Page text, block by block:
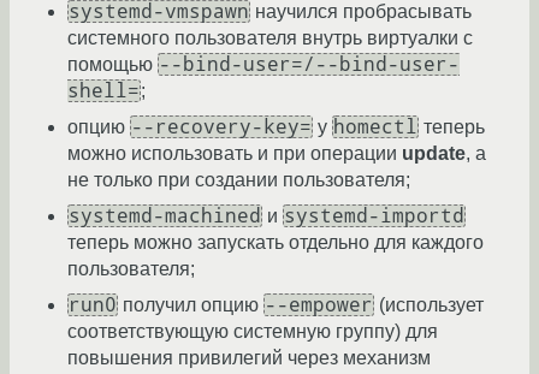
systemd-vmspawn научился пробрасывать
системного пользователя внутрь виртуалки с
помощью --bind-user=/--bind-user-
shell=;
опцию --recovery-key= у homectl теперь
можно использовать и при операции update, а
не только при создании пользователя;
systemd-machined и systemd-importd
теперь можно запускать отдельно для каждого
пользователя;
run0 получил опцию --empower (использует
соответствующую системную группу) для
повышения привилегий через механизм